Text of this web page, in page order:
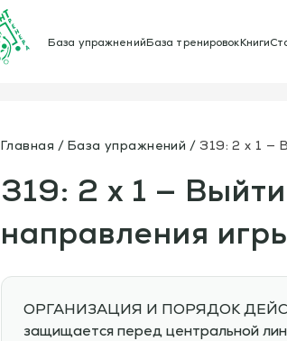
База упражненийБаза тренировокКниги
Главная База упражнений 319: 2 х 1 —
319: 2 х 1 —
направления
ОРГАНИЗАЦИЯ И ПОРЯДОК
защищается перед центральной